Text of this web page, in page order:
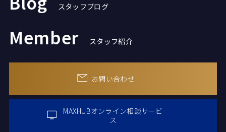
スタッフブログ
Member スタッフ紹介
お問い合わせ
MAXHUBオンライン相談サービ
ス